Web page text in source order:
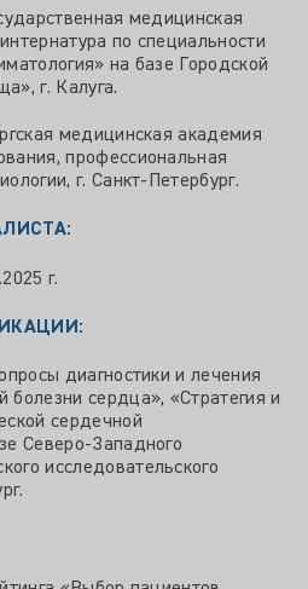
медицинская
по специальности
на базе Городской
г. Калуга.
медицинская академия
профессиональная
г. Санкт-Петербург.
г.
диагностики и лечения
болезни сердца», «Стратегия и
сердечной
Северо-Западного
исследовательского